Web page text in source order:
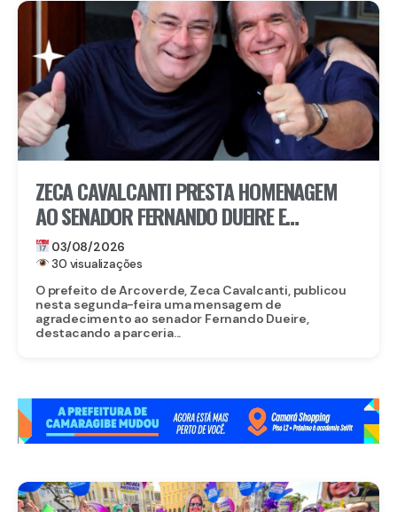
ZECA CAVALCANTI PRESTA HOMENAGEM
AO SENADOR FERNANDO DUEIRE E
AGRADECE PARCERIA COM ARCOVERDE
03/08/2026
30 visualizações
O prefeito de Arcoverde, Zeca Cavalcanti, publicou
nesta segunda-feira uma mensagem de
agradecimento ao senador Fernando Dueire,
destacando a parceria...